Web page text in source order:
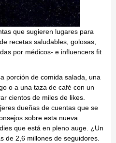
que sugieren lugares para
recetas saludables, golosas,
por médicos- e influencers fit
porción de comida salada, una
o a una taza de café con un
cientos de miles de likes.
dueñas de cuentas que se
sobre esta nueva
que está en pleno auge. ¿Un
de 2,6 millones de seguidores.